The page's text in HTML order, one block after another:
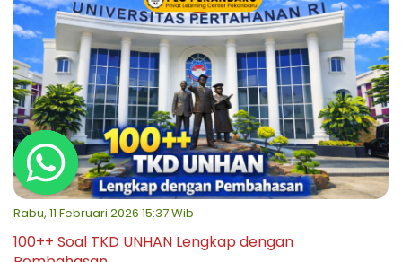
Rabu, 11 Februari 2026 15:37 Wib
100++ Soal TKD UNHAN Lengkap dengan